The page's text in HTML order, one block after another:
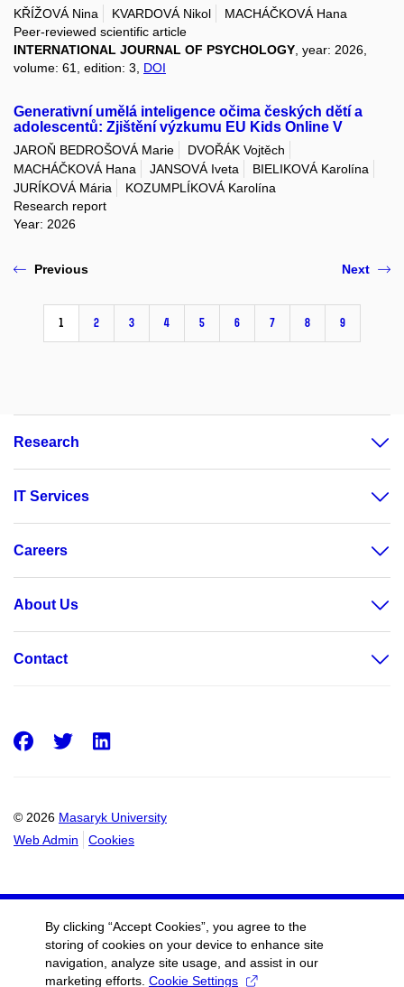
KŘÍŽOVÁ Nina KVARDOVÁ Nikol
MACHÁČKOVÁ Hana
Peer-reviewed scientific article
INTERNATIONAL JOURNAL OF PSYCHOLOGY, year: 2026,
volume: 61, edition: 3, DOI
Generativní umělá inteligence očima českých dětí a
adolescentů: Zjištění výzkumu EU Kids Online V
JAROŇ BEDROŠOVÁ Marie
DVOŘÁK Vojtěch
MACHÁČKOVÁ Hana
JANSOVÁ Iveta
BIELIKOVÁ Karolína
JURÍKOVÁ Mária
KOZUMPLÍKOVÁ Karolína
Research report
Year: 2026
Previous
1 2 3 4 5 6 7 8 9
Next
Research
IT Services
Careers
About Us
Contact
© 2026 Masaryk University
Web Admin
Cookies
Facebook
Twitter
By clicking “Accept Cookies”, you agree to the
storing of cookies on your device to enhance site
navigation, analyze site usage, and assist in our
marketing efforts. Cookie Settings